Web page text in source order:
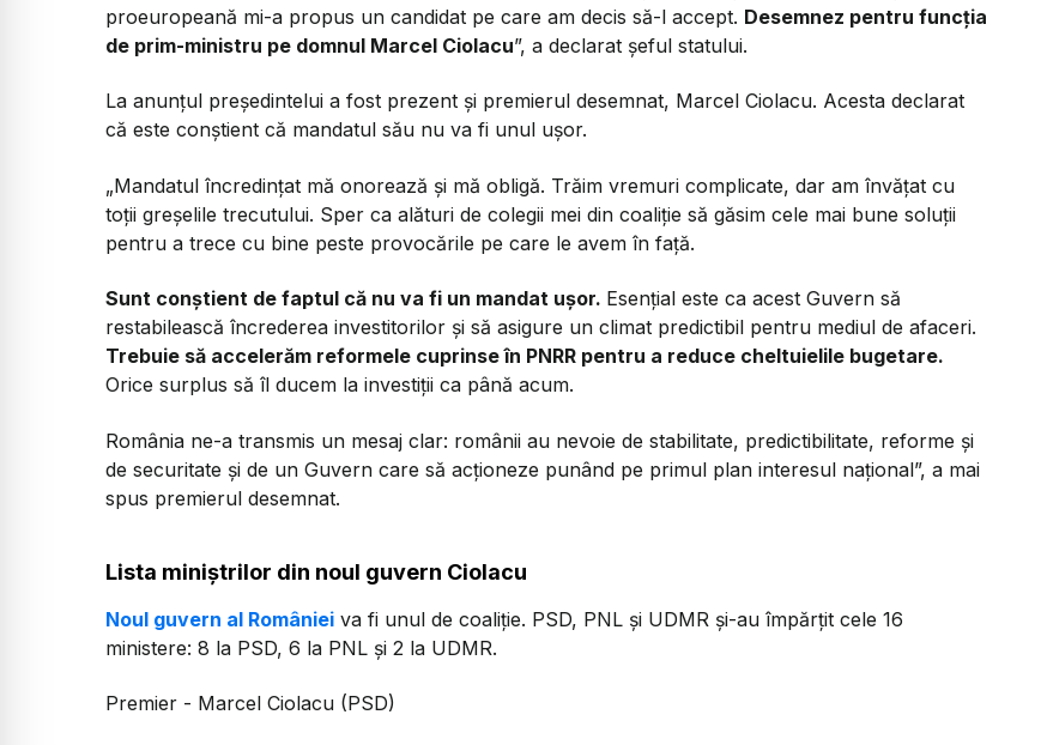
proeuropeană mi-a propus un candidat pe care am decis să-l accept. Desemnez pentru funcția
de prim-ministru pe domnul Marcel Ciolacu”, a declarat șeful statului.
La anunțul președintelui a fost prezent și premierul desemnat, Marcel Ciolacu. Acesta declarat
că este conștient că mandatul său nu va fi unul ușor.
„Mandatul încredințat mă onorează și mă obligă. Trăim vremuri complicate, dar am învățat cu
toții greșelile trecutului. Sper ca alături de colegii mei din coaliție să găsim cele mai bune soluții
pentru a trece cu bine peste provocările pe care le avem în față.
Sunt conștient de faptul că nu va fi un mandat ușor. Esențial este ca acest Guvern să
restabilească încrederea investitorilor și să asigure un climat predictibil pentru mediul de afaceri.
Trebuie să accelerăm reformele cuprinse în PNRR pentru a reduce cheltuielile bugetare.
Orice surplus să îl ducem la investiții ca până acum.
România ne-a transmis un mesaj clar: românii au nevoie de stabilitate, predictibilitate, reforme și
de securitate și de un Guvern care să acționeze punând pe primul plan interesul național”, a mai
spus premierul desemnat.
Lista miniștrilor din noul guvern Ciolacu
Noul guvern al României va fi unul de coaliție. PSD, PNL și UDMR și-au împărțit cele 16
ministere: 8 la PSD, 6 la PNL și 2 la UDMR.
Premier - Marcel Ciolacu (PSD)